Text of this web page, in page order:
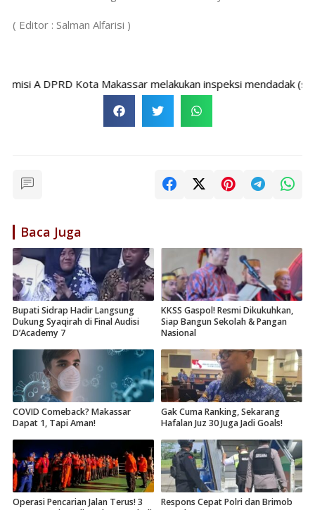
( Editor : Salman Alfarisi )
A DPRD Kota Makassar melakukan inspeksi mendadak
Baca Juga
Bupati Sidrap Hadir Langsung
Dukung Syaqirah di Final Audisi
D’Academy 7
KKSS Gaspol! Resmi Dikukuhkan,
Siap Bangun Sekolah & Pangan
Nasional
COVID Comeback? Makassar
Dapat 1, Tapi Aman!
Gak Cuma Ranking, Sekarang
Hafalan Juz 30 Juga Jadi Goals!
Operasi Pencarian Jalan Terus! 3
Respons Cepat Polri dan Brimob